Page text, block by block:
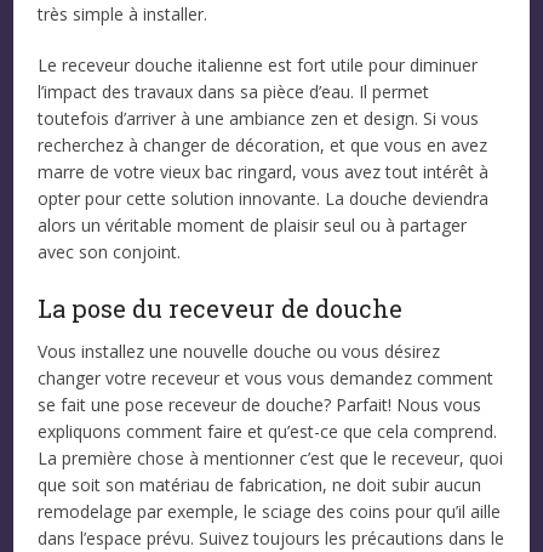
très simple à installer.
Le receveur douche italienne est fort utile pour diminuer
l’impact des travaux dans sa pièce d’eau. Il permet
toutefois d’arriver à une ambiance zen et design. Si vous
recherchez à changer de décoration, et que vous en avez
marre de votre vieux bac ringard, vous avez tout intérêt à
opter pour cette solution innovante. La douche deviendra
alors un véritable moment de plaisir seul ou à partager
avec son conjoint.
La pose du receveur de douche
Vous installez une nouvelle douche ou vous désirez
changer votre receveur et vous vous demandez comment
se fait une pose receveur de douche? Parfait! Nous vous
expliquons comment faire et qu’est-ce que cela comprend.
La première chose à mentionner c’est que le receveur, quoi
que soit son matériau de fabrication, ne doit subir aucun
remodelage par exemple, le sciage des coins pour qu’il aille
dans l’espace prévu. Suivez toujours les précautions dans le